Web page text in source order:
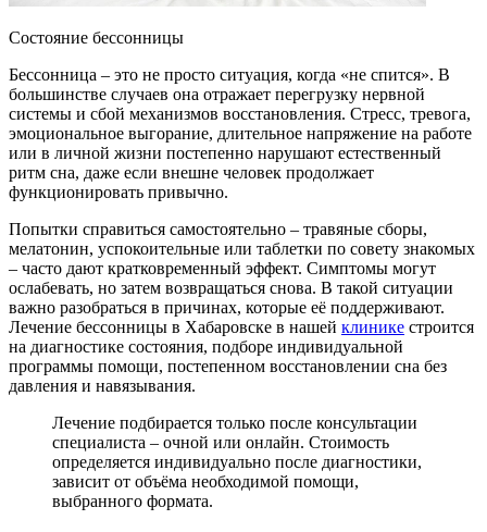
Состояние бессонницы
Бессонница – это не просто ситуация, когда «не спится». В
большинстве случаев она отражает перегрузку нервной
системы и сбой механизмов восстановления. Стресс, тревога,
эмоциональное выгорание, длительное напряжение на работе
или в личной жизни постепенно нарушают естественный
ритм сна, даже если внешне человек продолжает
функционировать привычно.
Попытки справиться самостоятельно – травяные сборы,
мелатонин, успокоительные или таблетки по совету знакомых
– часто дают кратковременный эффект. Симптомы могут
ослабевать, но затем возвращаться снова. В такой ситуации
важно разобраться в причинах, которые её поддерживают.
Лечение бессонницы в Хабаровске в нашей клинике строится
на диагностике состояния, подборе индивидуальной
программы помощи, постепенном восстановлении сна без
давления и навязывания.
Лечение подбирается только после консультации
специалиста – очной или онлайн. Стоимость
определяется индивидуально после диагностики,
зависит от объёма необходимой помощи,
выбранного формата.